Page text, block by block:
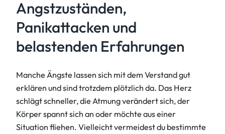
Angstzuständen,
Panikattacken und
belastenden Erfahrungen
Manche Ängste lassen sich mit dem Verstand gut
erklären und sind trotzdem plötzlich da. Das Herz
schlägt schneller, die Atmung verändert sich, der
Körper spannt sich an oder möchte aus einer
Situation fliehen. Vielleicht vermeidest du bestimmte